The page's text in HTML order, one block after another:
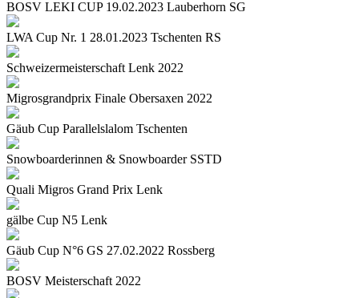
BOSV LEKI CUP 19.02.2023 Lauberhorn SG
LWA Cup Nr. 1 28.01.2023 Tschenten RS
Schweizermeisterschaft Lenk 2022
Migrosgrandprix Finale Obersaxen 2022
Gäub Cup Parallelslalom Tschenten
Snowboarderinnen & Snowboarder SSTD
Quali Migros Grand Prix Lenk
gälbe Cup N5 Lenk
Gäub Cup N°6 GS 27.02.2022 Rossberg
BOSV Meisterschaft 2022